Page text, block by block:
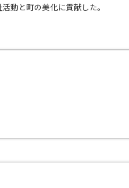
動と町の美化に貢献した。